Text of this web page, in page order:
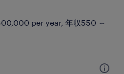
per year, 年収550 ～